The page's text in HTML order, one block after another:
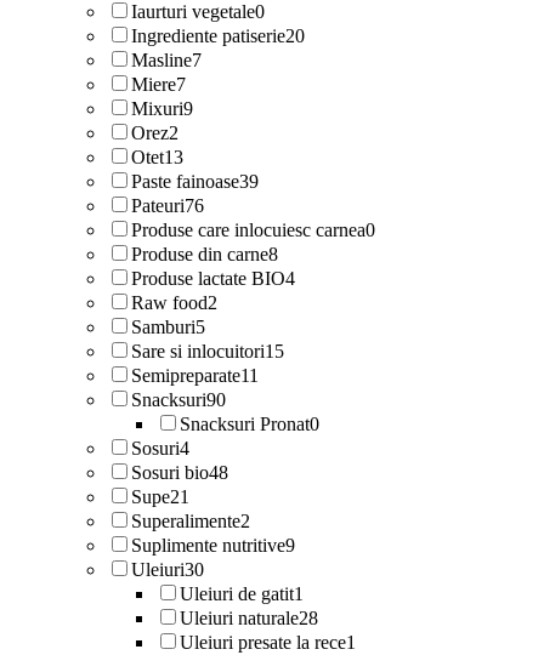
Iaurturi vegetale0
Ingrediente patiserie20
Masline7
Miere7
Mixuri9
Orez2
Otet13
Paste fainoase39
Pateuri76
Produse care inlocuiesc carnea0
Produse din carne8
Produse lactate BIO4
Raw food2
Samburi5
Sare si inlocuitori15
Semipreparate11
Snacksuri90
Snacksuri Pronat0
Sosuri4
Sosuri bio48
Supe21
Superalimente2
Suplimente nutritive9
Uleiuri30
Uleiuri de gatit1
Uleiuri naturale28
Uleiuri presate la rece1